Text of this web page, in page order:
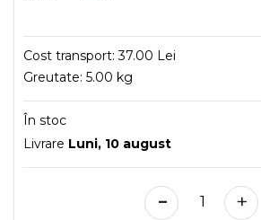
Cost transport:37.00 Lei
Greutate: 5.00 kg
În stoc
Livrare Luni, 10 august
- +